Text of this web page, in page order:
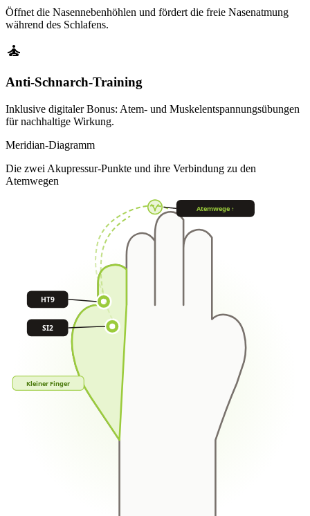
Öffnet die Nasennebenhöhlen und fördert die freie Nasenatmung
während des Schlafens.
self_improvement
Anti-Schnarch-Training
Inklusive digitaler Bonus: Atem- und Muskelentspannungsübungen
für nachhaltige Wirkung.
Meridian-Diagramm
Die zwei Akupressur-Punkte und ihre Verbindung zu den
Atemwegen
HT9
SI2
Atemwege ↑
Kleiner Finger